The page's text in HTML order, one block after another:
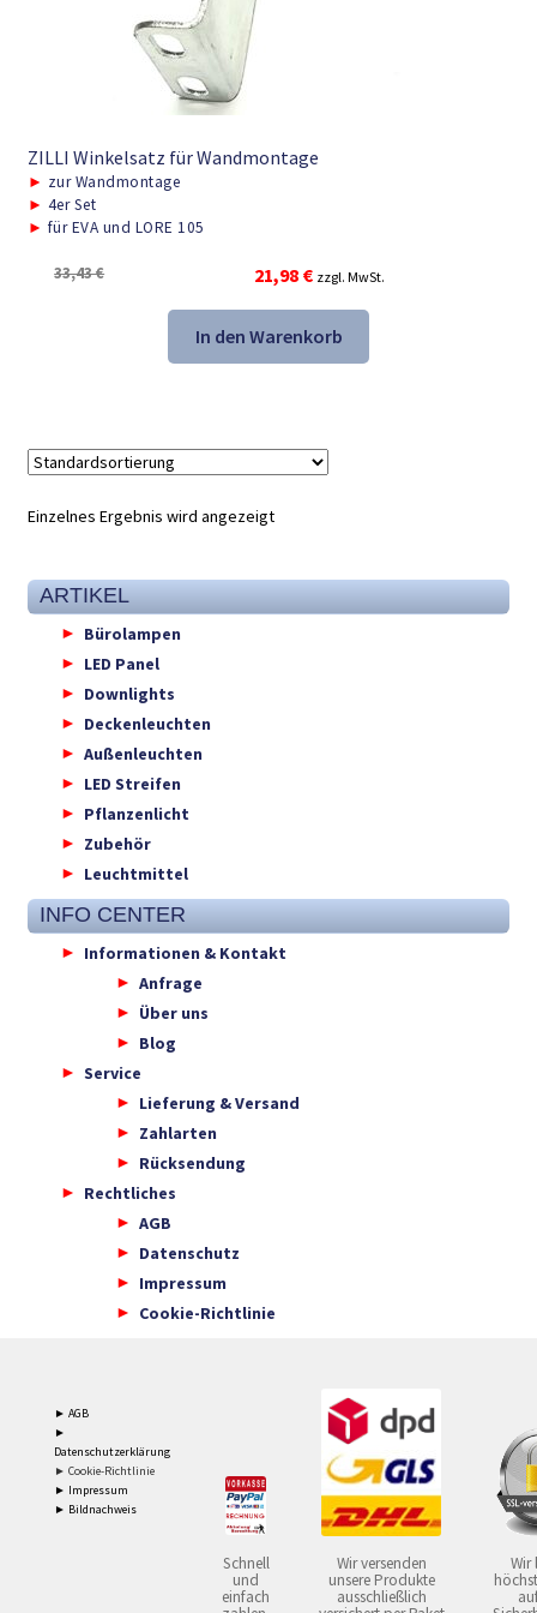
ZILLI Winkelsatz für Wandmontage
► zur Wandmontage
► 4er Set
► für EVA und LORE 105
33,43€
Ursprünglicher
Preis
war:
33,43 €
21,98 €Aktueller
Preis
ist:
21,98 €.
zzgl. MwSt.
In den Warenkorb
Einzelnes Ergebnis wird angezeigt
ARTIKEL
Bürolampen
LED Panel
Downlights
Deckenleuchten
Außenleuchten
LED Streifen
Pflanzenlicht
Zubehör
Leuchtmittel
INFO CENTER
Informationen & Kontakt
Anfrage
Über uns
Blog
Service
Lieferung & Versand
Zahlarten
Rücksendung
Rechtliches
AGB
Datenschutz
Impressum
Cookie-Richtlinie
► AGB
►
Datenschutzerklärung
► Cookie-Richtlinie
► Impressum
► Bildnachweis
Schnell
und
einfach
Wir versenden
unsere Produkte
ausschließlich
Wir